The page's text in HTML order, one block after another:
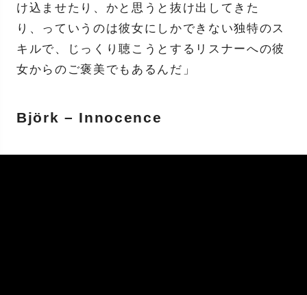
け込ませたり、かと思うと抜け出してきた
り、っていうのは彼女にしかできない独特のス
キルで、じっくり聴こうとするリスナーへの彼
女からのご褒美でもあるんだ」
Björk – Innocence